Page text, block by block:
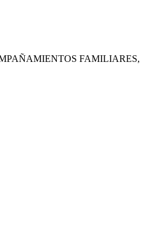
FAMILIARES,